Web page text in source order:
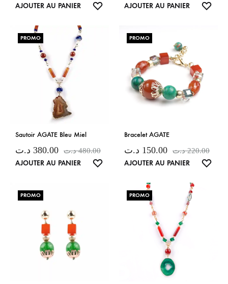
AJOUTER AU PANIER
AJOUTER AU PANIER
PROMO
Sautoir AGATE Bleu Miel
380.00 د.ت 480.00 د.ت
AJOUTER AU PANIER
PROMO
Bracelet AGATE
150.00 د.ت 220.00 د.ت
AJOUTER AU PANIER
PROMO PROMO